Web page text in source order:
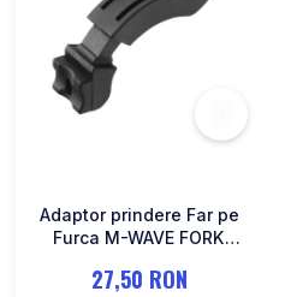
Adaptor prindere Far pe
Furca M-WAVE FORK
27,50 RON